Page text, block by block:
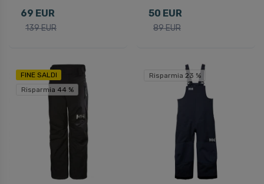
69 EUR
139 EUR
50 EUR
89 EUR
FINE SALDI
Risparmia 44 %
Risparmia 23 %